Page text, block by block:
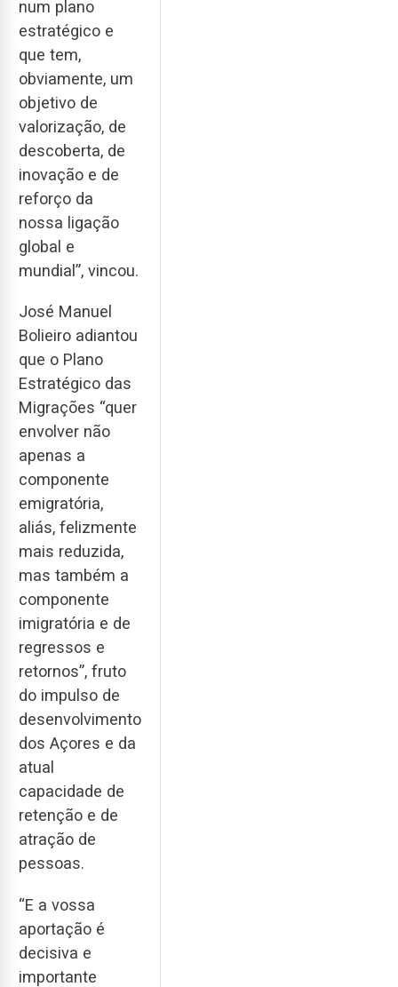
num plano
estratégico e
que tem,
obviamente, um
objetivo de
valorização, de
descoberta, de
inovação e de
reforço da
nossa ligação
global e
mundial”, vincou.
José Manuel
Bolieiro adiantou
que o Plano
Estratégico das
Migrações “quer
envolver não
apenas a
componente
emigratória,
aliás, felizmente
mais reduzida,
mas também a
componente
imigratória e de
regressos e
retornos”, fruto
do impulso de
desenvolvimento
dos Açores e da
atual
capacidade de
retenção e de
atração de
pessoas.
“E a vossa
aportação é
decisiva e
importante